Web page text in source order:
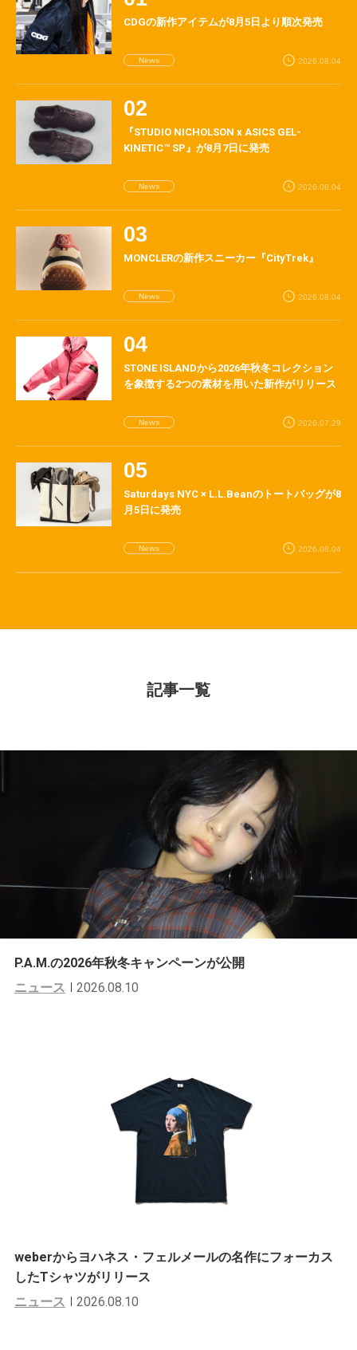
CDGの新作アイテムが8月5日より順次発売
News 2026.08.04
『STUDIO NICHOLSON x ASICS GEL-
KINETIC™ SP』が8月7日に発売
News 2026.08.04
MONCLERの新作スニーカー『CityTrek』
News 2026.08.04
STONE ISLANDから2026年秋冬コレクション
を象徴する2つの素材を用いた新作がリリース
News 2026.07.29
Saturdays NYC × L.L.Beanのトートバッグが8
月5日に発売
News 2026.08.04
記事一覧
P.A.M.の2026年秋冬キャンペーンが公開
ニュース
2026.08.10
weberからヨハネス・フェルメールの名作にフォーカス
したTシャツがリリース
ニュース
2026.08.10